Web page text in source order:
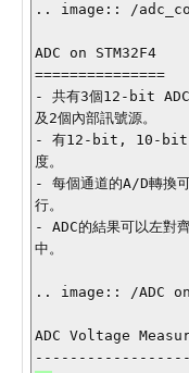
.. image:: /
ADC on STM32F4
===============
- 共有3個12-bit ADC
及2個內部訊號源。
- 有12-bit, 10-bit,
度。
- 每個通道的A/D轉換
行。
- ADC的結果可以左對
中。
.. image:: /ADC on
ADC Voltage